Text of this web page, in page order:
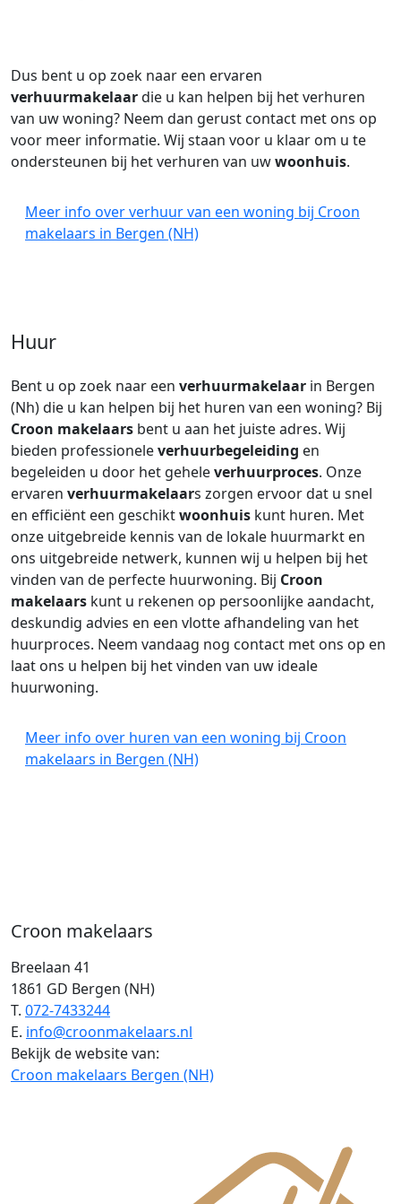
Croon makelaars
Breelaan 41
1861 GD Bergen (NH)
T. 072-7433244
E. info@croonmakelaars.nl
Bekijk de website van:
Croon makelaars Bergen (NH)
Dus bent u op zoek naar een ervaren
verhuurmakelaardie u kan helpen bij het verhuren
van uw woning? Neem dan gerust contact met ons op
voor meer informatie. Wij staan voor u klaar om u te
ondersteunen bij het verhuren van uwwoonhuis.
Meer info over verhuur van een woning bij Croon
makelaars in Bergen (NH)
Huur
Bent u op zoek naar een verhuurmakelaar in Bergen
(Nh) die u kan helpen bij het huren van een woning? Bij
Croon makelaars bent u aan het juiste adres. Wij
bieden professioneleverhuurbegeleiding en
begeleiden u door het geheleverhuurproces. Onze
ervaren verhuurmakelaars zorgen ervoor dat u snel
en efficiënt een geschiktwoonhuis kunt huren. Met
onze uitgebreide kennis van de lokale huurmarkt en
ons uitgebreide netwerk, kunnen wij u helpen bij het
vinden van de perfecte huurwoning. Bij Croon
makelaars kunt u rekenen op persoonlijke aandacht,
deskundig advies en een vlotte afhandeling van het
huurproces. Neem vandaag nog contact met ons op en
laat ons u helpen bij het vinden van uw ideale
huurwoning.
Meer info over huren van een woning bij Croon
makelaars in Bergen (NH)